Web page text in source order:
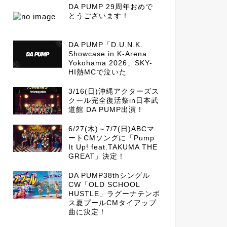
DA PUMP 29周年おめで
とうございます！
DA PUMP「D.U.N.K.
Showcase in K-Arena
Yokohama 2026」SKY-
HI熱MCで泣いた
3/16(日)沖縄アクターズス
クール完全復活祭in日本武
道館 DA PUMP出演！
6/27(木)～7/7(日)ABCマ
ートCMソングに「Pump
It Up! feat.TAKUMA THE
GREAT」決定！
DA PUMP38thシングル
CW「OLD SCHOOL
HUSTLE」ラグーナテンボ
ス夏プールCMタイアップ
曲に決定！